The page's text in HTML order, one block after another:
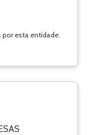
esta entidade.